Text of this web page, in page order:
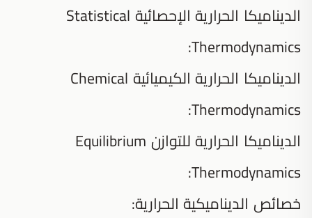
الديناميكا الحرارية الإحصائية Statistical
Thermodynamics:
الديناميكا الحرارية الكيميائية Chemical
Thermodynamics:
الديناميكا الحرارية للتوازن Equilibrium
Thermodynamics:
خصائص الديناميكية الحرارية: